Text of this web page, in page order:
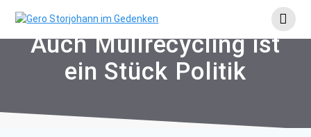
to
Auch Müllrecycling ist
ein Stück Politik